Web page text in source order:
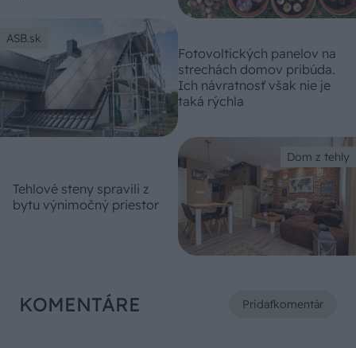
ASB.sk
Fotovoltických panelov na
strechách domov pribúda.
Ich návratnosť však nie je
taká rýchla
Dom z tehly
Tehlové steny spravili z
bytu výnimočný priestor
KOMENTÁRE Pridaťkomentár